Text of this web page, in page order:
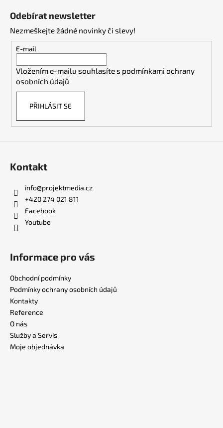
Odebírat newsletter
Nezmeškejte žádné novinky či slevy!
E-mail
Vložením e-mailu souhlasíte s podmínkami ochrany
osobních údajů
PŘIHLÁSIT SE
Kontakt
info@projektmedia.cz
+420 274 021 811
Facebook
Youtube
Informace pro vás
Obchodní podmínky
Podmínky ochrany osobních údajů
Kontakty
Reference
O nás
Služby a Servis
Moje objednávka